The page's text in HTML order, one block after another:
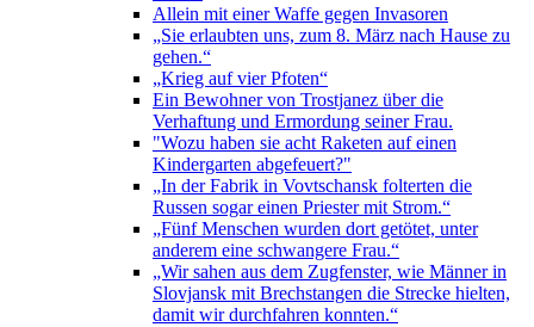
Allein mit einer Waffe gegen Invasoren
„Sie erlaubten uns, zum 8. März nach Hause zu
gehen.“
„Krieg auf vier Pfoten“
Ein Bewohner von Trostjanez über die
Verhaftung und Ermordung seiner Frau.
"Wozu haben sie acht Raketen auf einen
Kindergarten abgefeuert?"
„In der Fabrik in Vovtschansk folterten die
Russen sogar einen Priester mit Strom.“
„Fünf Menschen wurden dort getötet, unter
anderem eine schwangere Frau.“
„Wir sahen aus dem Zugfenster, wie Männer in
Slovjansk mit Brechstangen die Strecke hielten,
damit wir durchfahren konnten.“